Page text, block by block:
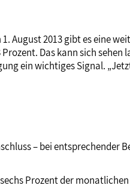
August 2013 gibt es eine
Das kann sich
ein wichtiges Signal.
– bei entsprechender
Prozent der